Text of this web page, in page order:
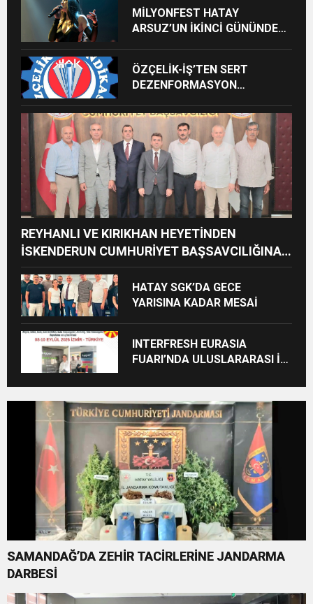
MİLYONFEST HATAY
ARSUZ’UN İKİNCİ GÜNÜNDE
ÖZÇELİK-İŞ’TEN SERT
DEZENFORMASYON
CEZAİ SÜREÇ BAŞLATILDI”
REYHANLI VE KIRIKHAN HEYETİNDEN
İSKENDERUN CUMHURİYET BAŞSAVCILIĞINA
ZİYARET
HATAY SGK’DA GECE
YARISINA KADAR MESAİ
INTERFRESH EURASIA
FUARI’NDA ULUSLARARASI İŞ
BAŞLADI
SAMANDAĞ’DA ZEHİR TACİRLERİNE JANDARMA
DARBESİ